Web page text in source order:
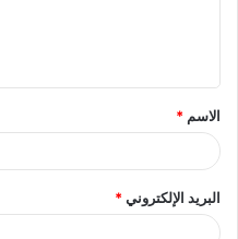
ق
*
الاسم *
البريد الإلكتروني*